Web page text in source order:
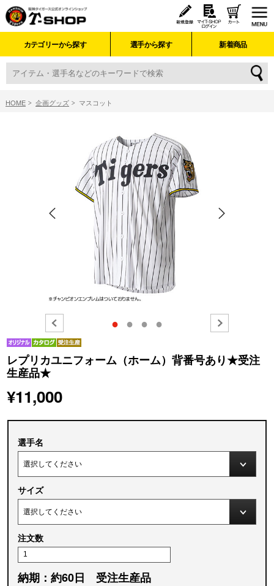
カテゴリーから探す 選手から探す 新着商品
HOME 企画グッズ マスコット
● ● ● ●
レプリカユニフォーム（ホーム）背番号あり★受注
生産品★
¥11,000
選手名
サイズ
注文数
納期：約60日 受注生産品